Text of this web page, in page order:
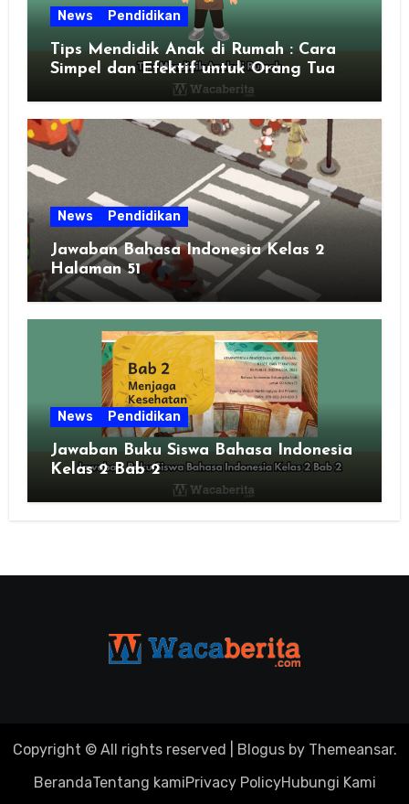
News Pendidikan
Tips Mendidik Anak di Rumah : Cara
Simpel dan Efektif untuk Orang Tua
Zaman Sekarang
News Pendidikan
Jawaban Bahasa Indonesia Kelas 2
Halaman 51
News Pendidikan
Jawaban Buku Siswa Bahasa Indonesia
Kelas 2 Bab 2
Copyright © All rights reserved Blogusby Themeansar.
BerandaTentang kamiPrivacy PolicyHubungi Kami